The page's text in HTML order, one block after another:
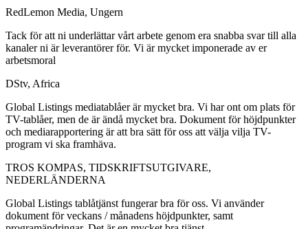
RedLemon Media, Ungern
Tack för att ni underlättar vårt arbete genom era snabba svar till alla
kanaler ni är leverantörer för. Vi är mycket imponerade av er
arbetsmoral
DStv, Africa
Global Listings mediatablåer är mycket bra. Vi har ont om plats för
TV-tablåer, men de är ändå mycket bra. Dokument för höjdpunkter
och mediarapportering är att bra sätt för oss att välja vilja TV-
program vi ska framhäva.
TROS KOMPAS, TIDSKRIFTSUTGIVARE,
NEDERLÄNDERNA
Global Listings tablåtjänst fungerar bra för oss. Vi använder
dokument för veckans / månadens höjdpunkter, samt